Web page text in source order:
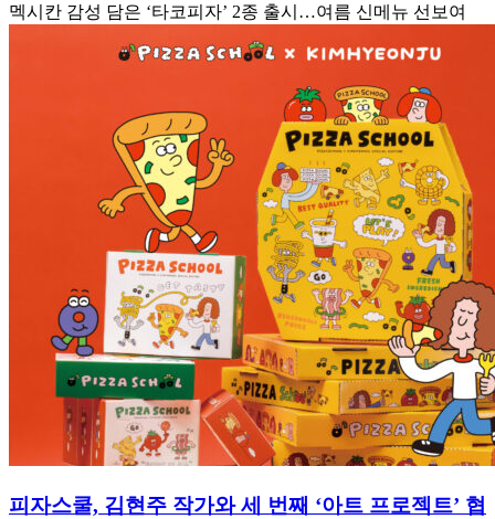
CS CENTER
Menu Menu
멕시칸 감성 담은 ‘타코피자’ 2종 출시…여름 신메뉴 선보여
피자스쿨, 김현주 작가와 세 번째 ‘아트 프로젝트’ 협